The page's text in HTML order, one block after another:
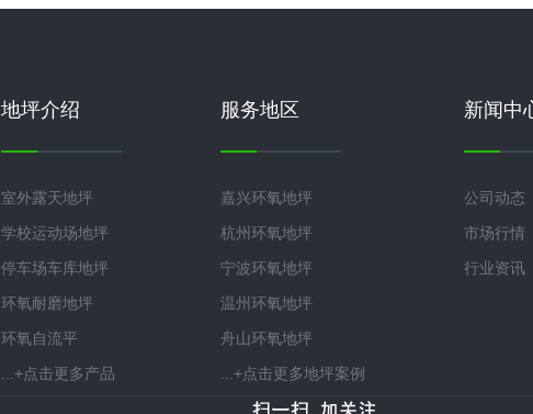
地坪介绍
室外露天地坪
学校运动场地坪
停车场车库地坪
环氧耐磨地坪
环氧自流平
...+点击更多产品
服务地区
嘉兴环氧地坪
杭州环氧地坪
宁波环氧地坪
温州环氧地坪
舟山环氧地坪
...+点击更多地坪案例
新闻中
公司动态
市场行情
行业资讯